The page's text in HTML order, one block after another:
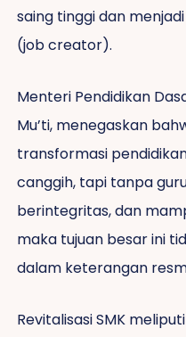
saing tinggi dan
(job creator).
Menteri Pendidikan
Mu’ti, menegaskan
transformasi
canggih, tapi tanpa
berintegritas, dan
maka tujuan besar ini
dalam keterangan
Revitalisasi SMK